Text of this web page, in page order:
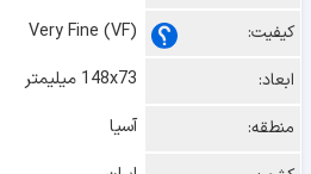
کیفیت:
Very Fine (VF)
ابعاد:
148x73 میلیمتر
منطقه:
آسیا